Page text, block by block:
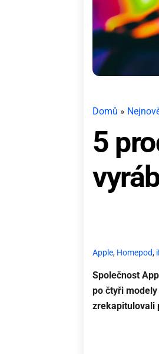
Domů »
5
Apple, Homepod,
Společnost
po čtyři
zrekapitulovali